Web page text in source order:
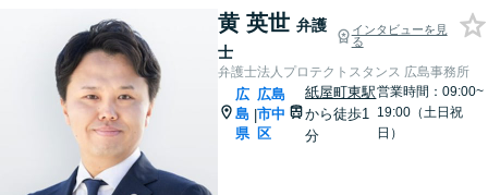
黄 英世 弁護
士
インタビューを見
る
弁護士法人プロテクトスタンス 広島事務所
広
島
県
|
広島
市中
区
紙屋町東駅
から徒歩1
分
営業時間：09:00~
19:00（土日祝
日）